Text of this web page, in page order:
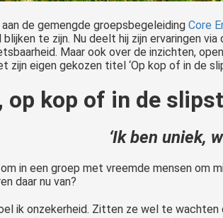
de gemengde groepsbegeleiding Core
blijken te zijn. Nu deelt hij zijn ervaringen
Maar ook over de inzichten,
zijn eigen gekozen titel ‘Op kop of in de
op kop of in de
‘Ik ben uniek,
in een groep met vreemde mensen om
daar nu van?
ik onzekerheid. Zitten ze wel te